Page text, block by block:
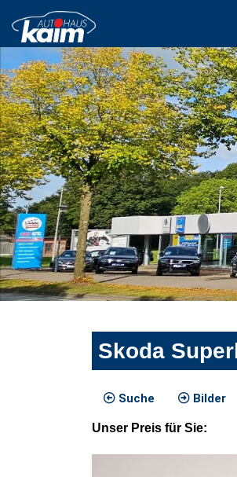
Skoda
Suche Bilder
Unser Preis für Sie: